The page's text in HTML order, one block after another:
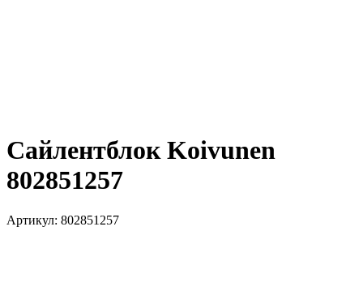
Сайлентблок Koivunen
802851257
Артикул: 802851257